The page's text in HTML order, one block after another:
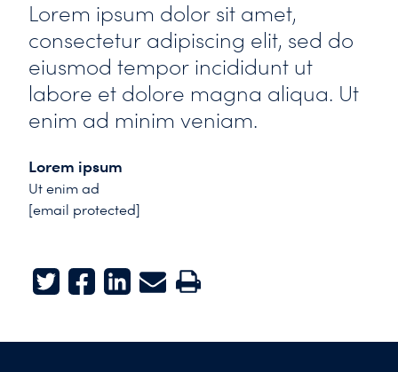
Lorem ipsum dolor sit amet,
consectetur adipiscing elit, sed do
eiusmod tempor incididunt ut
labore et dolore magna aliqua. Ut
enim ad minim veniam.
Lorem ipsum
Ut enim ad
[email protected]
TwitterFacebook
LinkedInE-mailPrint